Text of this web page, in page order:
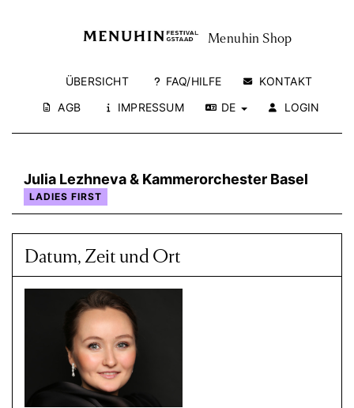
ÜBERSICHT FAQ/HILFE
KONTAKT
AGB
IMPRESSUM DE LOGIN
Menuhin Shop
Julia Lezhneva & Kammerorchester Basel
LADIES FIRST
Datum, Zeit und Ort